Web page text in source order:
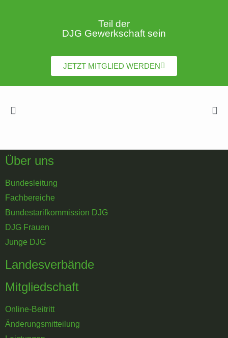
Teil der
DJG Gewerkschaft sein
JETZT MITGLIED WERDEN
Über uns
Bundesleitung
Fachbereiche
Bundestarifkommission DJG
DJG Frauen
Junge DJG
Landesverbände
Mitgliedschaft
Online-Beitritt
Änderungsmitteilung